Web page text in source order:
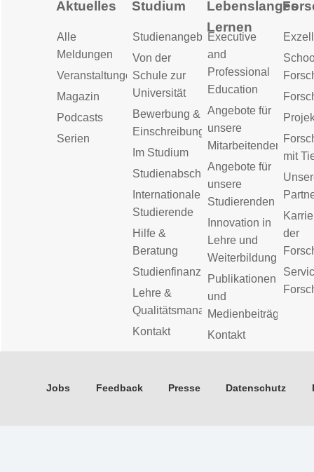
Aktuelles
Alle
Meldungen
Veranstaltungen
Magazin
Podcasts
Serien
Studium
Studienangebot
Von der
Schule zur
Universität
Bewerbung &
Einschreibung
Im Studium
Studienabschluss
Internationale
Studierende
Hilfe &
Beratung
Studienfinanzierung
Lehre &
Qualitätsmanagement
Kontakt
Lebenslanges
Lernen
Executive
and
Professional
Education
Angebote für
unsere
Mitarbeitenden
Angebote für
unsere
Studierenden
Innovation in
Lehre und
Weiterbildung
Publikationen
und
Medienbeiträge
Kontakt
mit
der
Jobs Feedback Presse Datenschutz